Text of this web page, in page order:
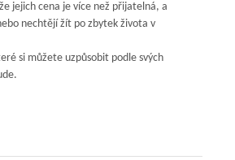
jejich cena je více než přijatelná, a
nechtějí žít po zbytek života v
si můžete uzpůsobit podle svých